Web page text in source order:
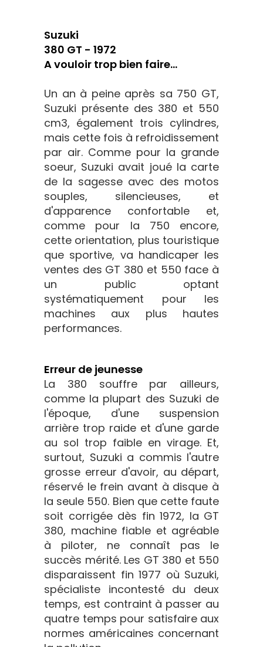
Suzuki
380 GT - 1972
A vouloir trop bien faire...
Un an à peine après sa 750 GT,
Suzuki présente des 380 et 550
cm3, également trois cylindres,
mais cette fois à refroidissement
par air. Comme pour la grande
soeur, Suzuki avait joué la carte
de la sagesse avec des motos
souples, silencieuses, et
d'apparence confortable et,
comme pour la 750 encore,
cette orientation, plus touristique
que sportive, va handicaper les
ventes des GT 380 et 550 face à
un public optant
systématiquement pour les
machines aux plus hautes
performances.
Erreur de jeunesse
La 380 souffre par ailleurs,
comme la plupart des Suzuki de
l'époque, d'une suspension
arrière trop raide et d'une garde
au sol trop faible en virage. Et,
surtout, Suzuki a commis l'autre
grosse erreur d'avoir, au départ,
réservé le frein avant à disque à
la seule 550. Bien que cette faute
soit corrigée dès fin 1972, la GT
380, machine fiable et agréable
à piloter, ne connaît pas le
succès mérité. Les GT 380 et 550
disparaissent fin 1977 où Suzuki,
spécialiste incontesté du deux
temps, est contraint à passer au
quatre temps pour satisfaire aux
normes américaines concernant